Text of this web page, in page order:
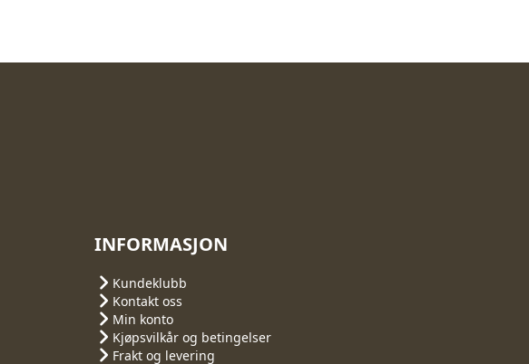
INFORMASJON
Kundeklubb
Kontakt oss
Min konto
Kjøpsvilkår og betingelser
Frakt og levering